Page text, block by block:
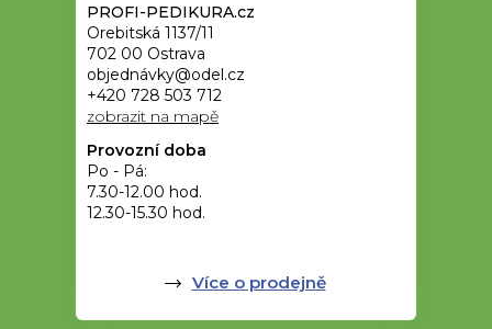
PROFI-PEDIKURA.cz
Orebitská 1137/11
702 00 Ostrava
objednávky@odel.cz
+420 728 503 712
zobrazit na mapě
Provozní doba
Po - Pá:
7.30-12.00 hod.
12.30-15.30 hod.
Více o prodejně